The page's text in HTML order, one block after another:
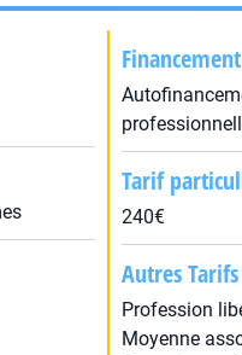
Financement
Tarif
240€
Autres Tarifs
Profession
Moyenne